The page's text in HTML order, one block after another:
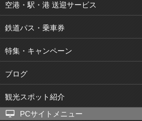
空港・駅・港 送迎サービス
鉄道パス・乗車券
特集・キャンペーン
ブログ
観光スポット紹介
PCサイトメニュー